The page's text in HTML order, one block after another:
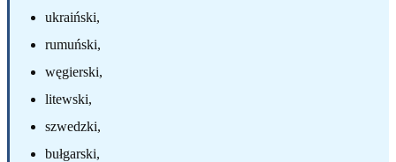
ukraiński,
rumuński,
węgierski,
litewski,
szwedzki,
bułgarski,